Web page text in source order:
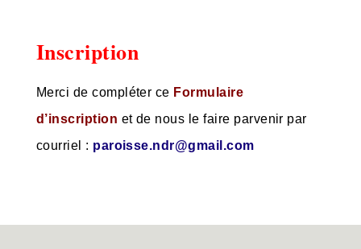
Inscription
Merci de compléter ce Formulaire
d’inscription et de nous le faire parvenir par
courriel : paroisse.ndr@gmail.com